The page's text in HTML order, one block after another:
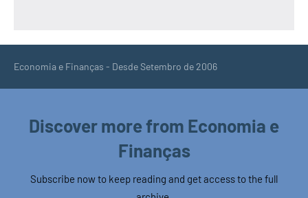
Economia e Finanças - Desde Setembro de 2006
Discover more from Economia e
Finanças
Subscribe now to keep reading and get access to the full